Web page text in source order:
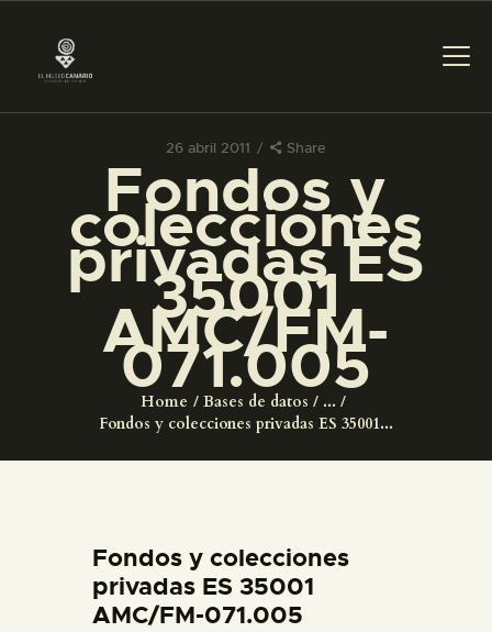
26 abril 2011 Share
Fondos y
colecciones
privadas ES
35001
AMC/FM-
071.005
Home Bases de datos
...
Fondos y colecciones privadas ES 35001...
PREPARAR LA VISITA
ACTIVIDADES
█
EL MUSEO
ESPAÑOL
Fondos y colecciones
privadas ES 35001
AMC/FM-071.005